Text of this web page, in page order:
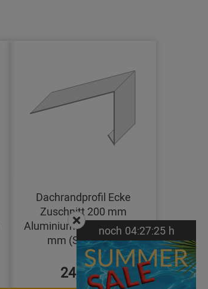
Dachrandprofil Ecke
Zuschnitt 200 mm
Aluminium walzblank 0,8
mm (Standard)
24,89 €
noch 04:27:24 h